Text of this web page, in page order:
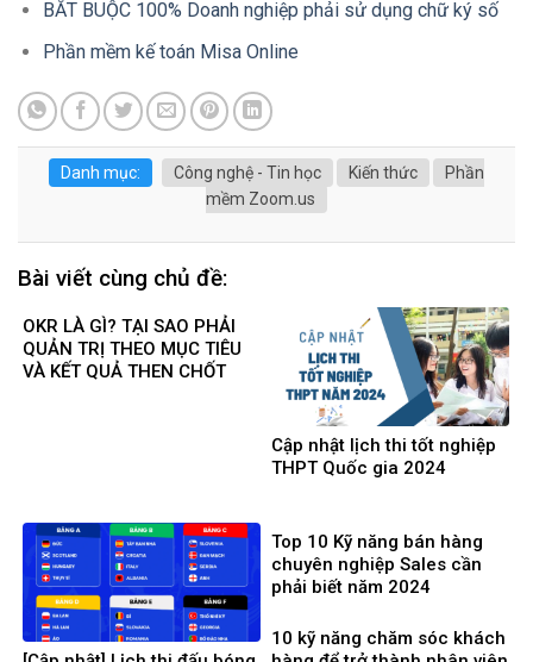
BẮT BUỘC 100% Doanh nghiệp phải sử dụng chữ ký số
Phần mềm kế toán Misa Online
Danh mục: Công nghệ - Tin học Kiến thức
Phần
mềm Zoom.us
Bài viết cùng chủ đề:
OKR LÀ GÌ? TẠI SAO PHẢI
QUẢN TRỊ THEO MỤC TIÊU
VÀ KẾT QUẢ THEN CHỐT
Cập nhật lịch thi tốt nghiệp
THPT Quốc gia 2024
Top 10 Kỹ năng bán hàng
chuyên nghiệp Sales cần
phải biết năm 2024
10 kỹ năng chăm sóc khách